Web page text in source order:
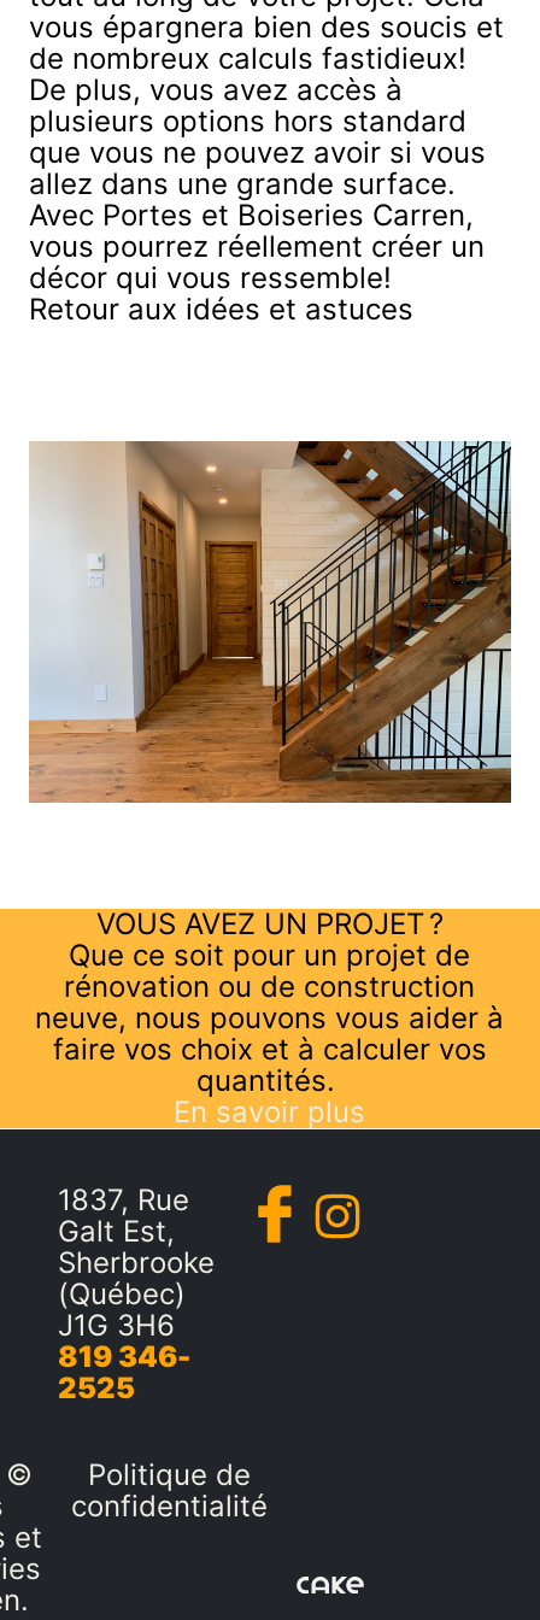
vous épargnera bien des soucis et
de nombreux calculs fastidieux!
De plus, vous avez accès à
plusieurs options hors standard
que vous ne pouvez avoir si vous
allez dans une grande surface.
Avec Portes et Boiseries Carren,
vous pourrez réellement créer un
décor qui vous ressemble!
Retour aux idées et astuces
VOUS AVEZ UN PROJET ?
Que ce soit pour un projet de
rénovation ou de construction
neuve, nous pouvons vous aider à
faire vos choix et à calculer vos
quantités.
En savoir plus
1837, Rue
Galt Est,
Sherbrooke
(Québec)
J1G 3H6
819 346-
2525
©
et
Politique de
confidentialité